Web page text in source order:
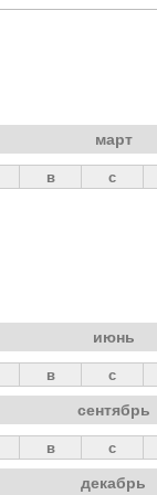
март
в с
июнь
в с
сентябрь
в с
декабрь